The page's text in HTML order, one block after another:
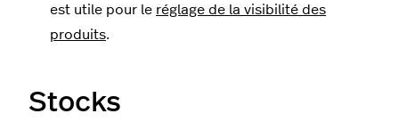
est utile pour le réglage de la visibilité des
produits.
Stocks